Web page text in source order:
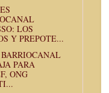
LOS
Y PREPOTE...
PARA
ONG